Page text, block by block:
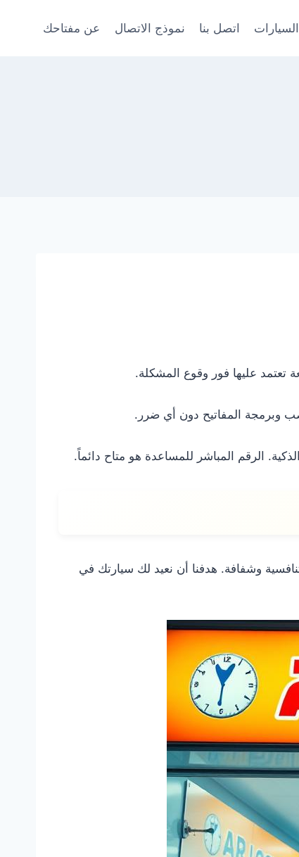
اتصل بنا نموذج الاتصال عن مفتاحك
تعتمد عليها فور وقوع المشكلة.
وبرمجة المفاتيح دون أي ضرر.
الرقم المباشر للمساعدة هو متاح دائماً.
وشفافة. هدفنا أن نعيد لك سيارتك في